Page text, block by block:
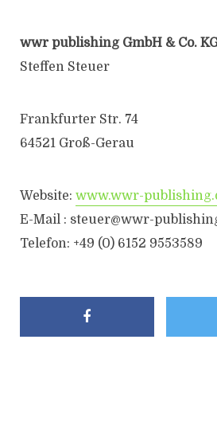
wwr publishing GmbH & Co.
Steffen Steuer
Frankfurter Str. 74
64521 Groß-Gerau
Website: www.wwr-
E-Mail : steuer@wwr-
Telefon: +49 (0) 6152 9553589